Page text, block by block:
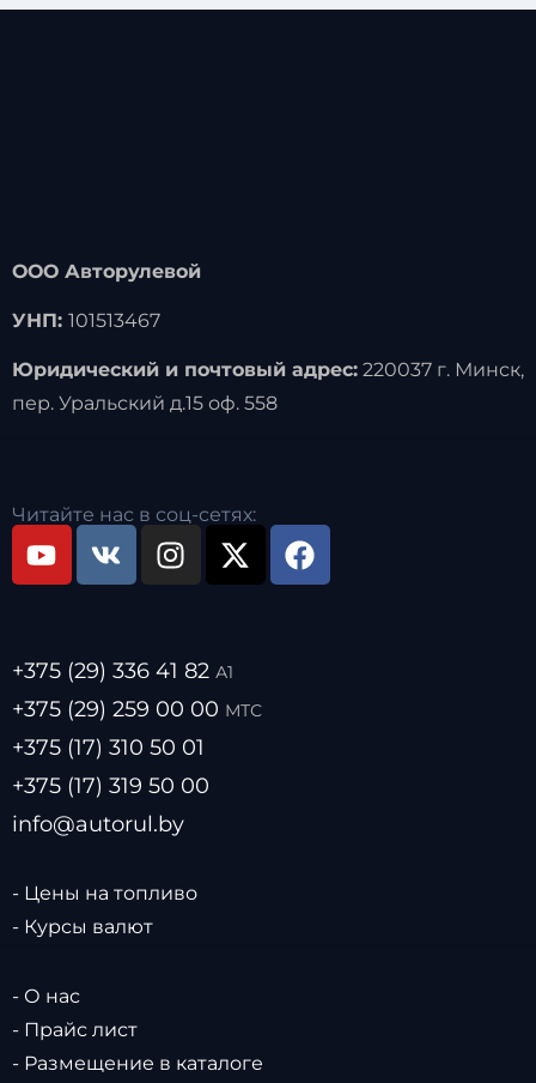
ООО Авторулевой
УНП: 101513467
Юридический и почтовый адрес:220037 г. Минск,
пер. Уральский д.15 оф. 558
Читайте нас в соц-сетях:
+375 (29) 336 41 82 А1
+375 (29) 259 00 00 МТС
+375 (17) 310 50 01
+375 (17) 319 50 00
info@autorul.by
- Цены на топливо
- Курсы валют
- О нас
- Прайс лист
- Размещение в каталоге